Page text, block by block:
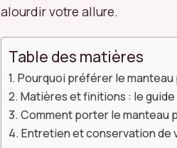
alourdir votre allure.
Table des matières
Pourquoi préférer le
Matières et finitions : le
Comment porter le manteau
Entretien et conservation de